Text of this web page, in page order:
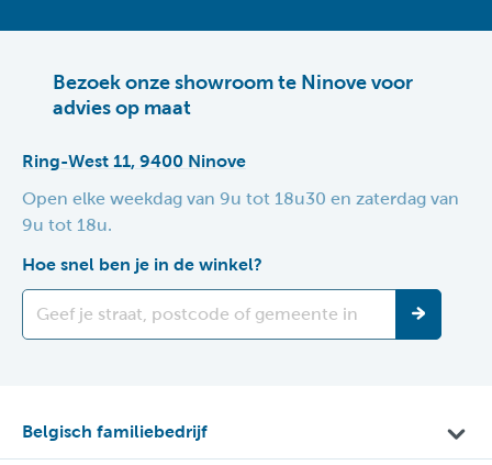
Bezoek onze showroom te Ninove voor
advies op maat
Ring-West 11, 9400 Ninove
Open elke weekdag van 9u tot 18u30 en zaterdag van
9u tot 18u.
Hoe snel ben je in de winkel?
Belgisch familiebedrijf